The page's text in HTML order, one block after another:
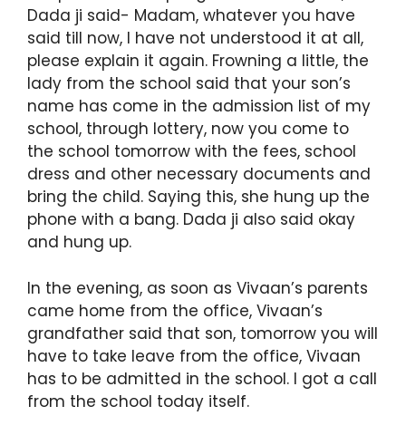
Dada ji said- Madam, whatever you have
said till now, I have not understood it at all,
please explain it again. Frowning a little, the
lady from the school said that your son’s
name has come in the admission list of my
school, through lottery, now you come to
the school tomorrow with the fees, school
dress and other necessary documents and
bring the child. Saying this, she hung up the
phone with a bang. Dada ji also said okay
and hung up.
In the evening, as soon as Vivaan’s parents
came home from the office, Vivaan’s
grandfather said that son, tomorrow you will
have to take leave from the office, Vivaan
has to be admitted in the school. I got a call
from the school today itself.